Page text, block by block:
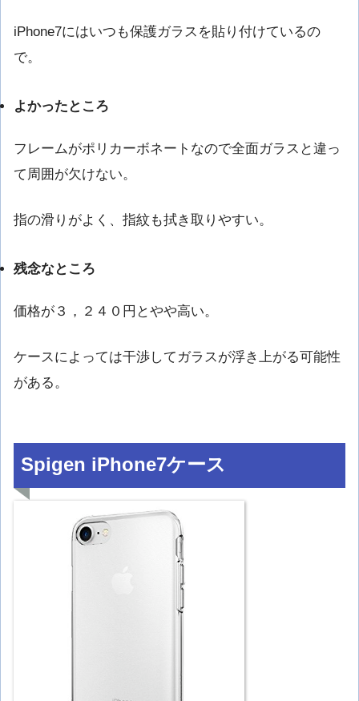
iPhone7にはいつも保護ガラスを貼り付けているの
で。
よかったところ
フレームがポリカーボネートなので全面ガラスと違っ
て周囲が欠けない。
指の滑りがよく、指紋も拭き取りやすい。
残念なところ
価格が３，２４０円とやや高い。
ケースによっては干渉してガラスが浮き上がる可能性
がある。
Spigen iPhone7ケース